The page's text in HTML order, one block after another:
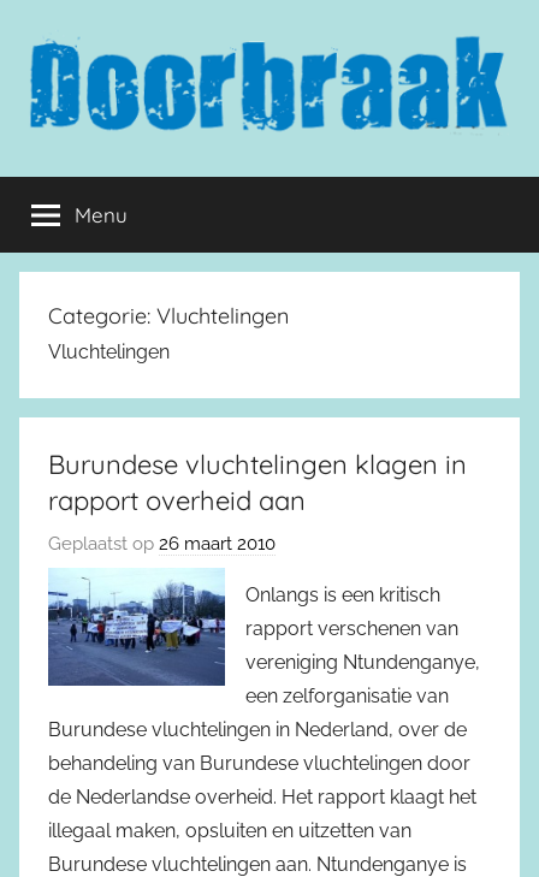
inhoud
springen
Doorbraak.eu
Menu
Categorie: Vluchtelingen
Vluchtelingen
Burundese vluchtelingen klagen in
rapport overheid aan
Geplaatst op 26 maart 2010
Onlangs is een kritisch
rapport verschenen van
vereniging Ntundenganye,
een zelforganisatie van
Burundese vluchtelingen in Nederland, over de
behandeling van Burundese vluchtelingen door
de Nederlandse overheid. Het rapport klaagt het
illegaal maken, opsluiten en uitzetten van
Burundese vluchtelingen aan. Ntundenganye is